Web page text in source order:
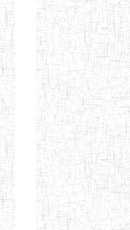
Etablissements
d'enseignement
secondaire
technique
et
professionnel
ESTP
Etablissements